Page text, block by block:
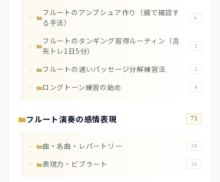
フルートのアンブシュア作り（鏡で確認す
る手法）
6
フルートのタンギング習得ルーティン（舌
先トレ1日5分）
2
フルートの速いパッセージ分解練習法 2
ロングトーン練習の始め 4
フルート演奏の感情表現 73
曲・名曲・レパートリー 38
表現力・ビブラート 16